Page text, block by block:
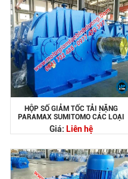
HỘP SỐ GIẢM TỐC TẢI NẶNG
PARAMAX SUMITOMO CÁC LOẠI
Giá: Liên hệ